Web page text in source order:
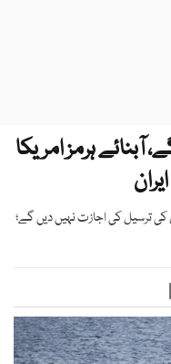
آبنائے ہرمز امریکا
کی ترسیل کی اجازت نہیں دیں گے؛